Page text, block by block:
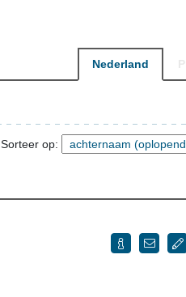
Nederland
Sorteer op: